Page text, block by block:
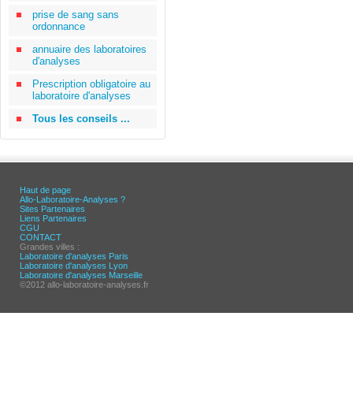
prise de sang sans
ordonnance
annuaire des laboratoires
d'analyses
Prescription obligatoire au
laboratoire d'analyses
Tous les conseils ...
Haut de page
Allo-Laboratoire-Analyses ?
Sites Partenaires
Liens Partenaires
CGU
CONTACT
Grandes villes :
Laboratoire d'analyses Paris
Laboratoire d'analyses Lyon
Laboratoire d'analyses Marseille
©2012 allo-laboratoire-analyses.fr